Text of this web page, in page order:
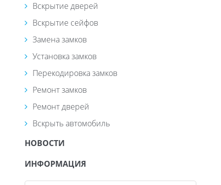
Вскрытие дверей
Вскрытие сейфов
Замена замков
Установка замков
Перекодировка замков
Ремонт замков
Ремонт дверей
Вскрыть автомобиль
НОВОСТИ
ИНФОРМАЦИЯ